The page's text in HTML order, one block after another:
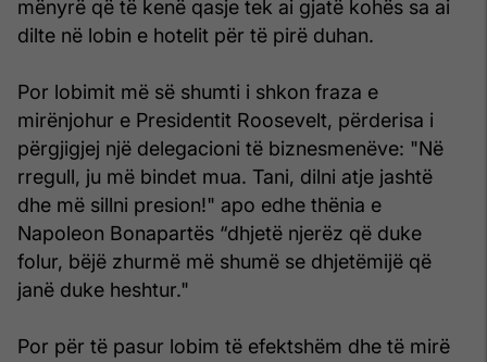
mënyrë që të kenë qasje tek ai gjatë kohës sa ai
dilte në lobin e hotelit për të pirë duhan.
Por lobimit më së shumti i shkon fraza e
mirënjohur e Presidentit Roosevelt, përderisa i
përgjigjej një delegacioni të biznesmenëve: "Në
rregull, ju më bindet mua. Tani, dilni atje jashtë
dhe më sillni presion!" apo edhe thënia e
Napoleon Bonapartës “dhjetë njerëz që duke
folur, bëjë zhurmë më shumë se dhjetëmijë që
janë duke heshtur."
Por për të pasur lobim të efektshëm dhe të mirë